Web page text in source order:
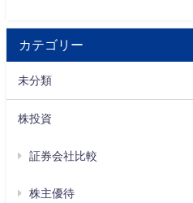
カテゴリー
未分類
株投資
証券会社比較
株主優待